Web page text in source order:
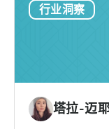
行业洞察
塔拉-迈